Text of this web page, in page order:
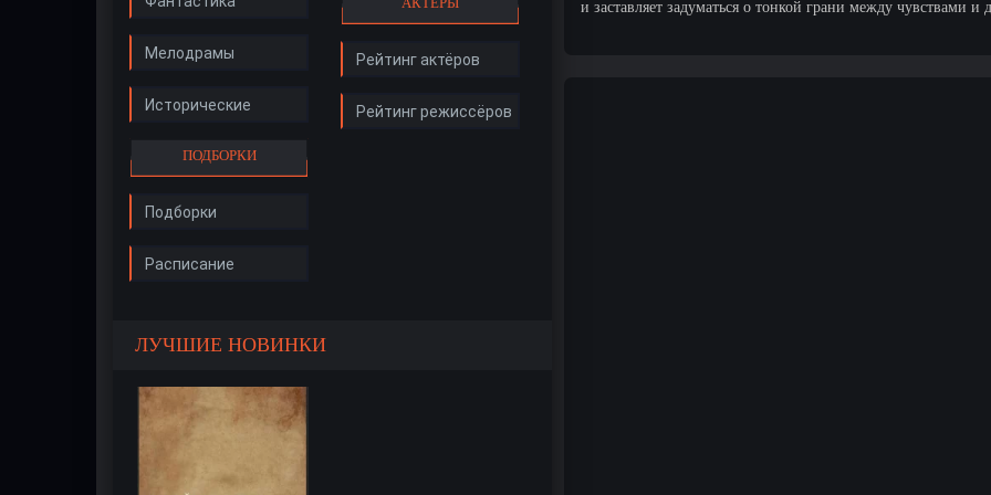
Мелодрамы
Исторические
ПОДБОРКИ
Подборки
Расписание
Рейтинг актёров
Рейтинг режиссёров
ЛУЧШИЕ НОВИНКИ
и заставляет задуматься о тонкой грани между чувствами и